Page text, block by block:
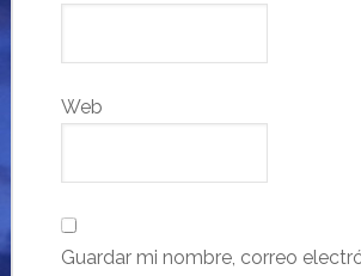
Web
Guardar mi nombre, correo